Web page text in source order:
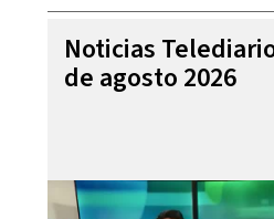
Noticias
de agosto 2026